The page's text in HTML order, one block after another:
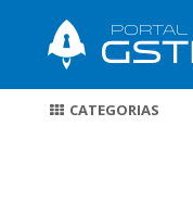
CATEGORIAS